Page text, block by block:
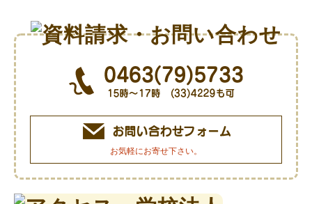
お気軽にお寄せ下さい。